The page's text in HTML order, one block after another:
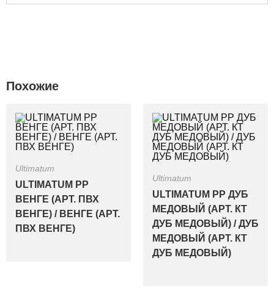
Похожие
Ultimatum
ULTIMATUM PP
ВЕНГЕ (АРТ. ПВХ
ВЕНГЕ) / ВЕНГЕ (АРТ.
ПВХ ВЕНГЕ)
Ultimatum
ULTIMATUM PP ДУБ
МЕДОВЫЙ (АРТ. КТ
ДУБ МЕДОВЫЙ) / ДУБ
МЕДОВЫЙ (АРТ. КТ
ДУБ МЕДОВЫЙ)